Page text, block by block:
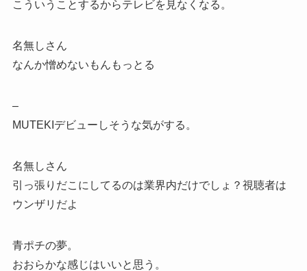
こういうことするからテレビを見なくなる。
名無しさん
なんか憎めないもんもっとる
–
MUTEKIデビューしそうな気がする。
名無しさん
引っ張りだこにしてるのは業界内だけでしょ？視聴者は
ウンザリだよ
青ポチの夢。
おおらかな感じはいいと思う。